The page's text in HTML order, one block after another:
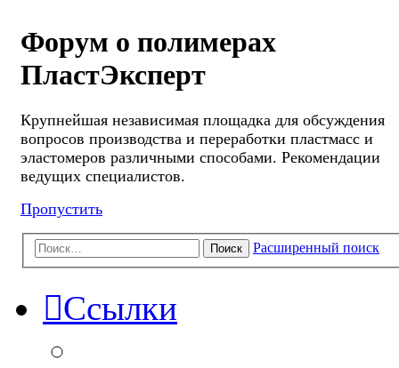
Форум о полимерах
ПластЭксперт
Крупнейшая независимая площадка для обсуждения
вопросов производства и переработки пластмасс и
эластомеров различными способами. Рекомендации
ведущих специалистов.
Пропустить
Поиск Расширенный поиск
Ссылки